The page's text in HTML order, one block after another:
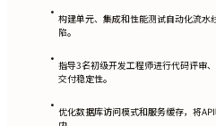
• 构建单元、集成和性能测试自动化流
陷。
• 指导3名初级开发工程师进行代码评审
交付稳定性。
• 优化数据库访问模式和服务缓存，将